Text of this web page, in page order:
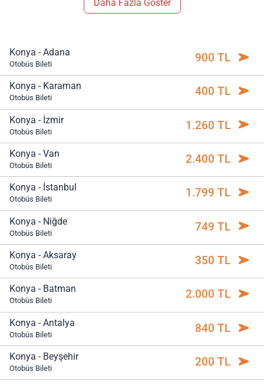
Daha Fazla Göster
Konya - Adana
Otobüs Bileti 900 TL
Konya - Karaman
Otobüs Bileti 400 TL
Konya - İzmir
Otobüs Bileti 1.260 TL
Konya - Van
Otobüs Bileti 2.400 TL
Konya - İstanbul
Otobüs Bileti 1.799 TL
Konya - Niğde
Otobüs Bileti 749 TL
Konya - Aksaray
Otobüs Bileti 350 TL
Konya - Batman
Otobüs Bileti 2.000 TL
Konya - Antalya
Otobüs Bileti 840 TL
Konya - Beyşehir
Otobüs Bileti 200 TL